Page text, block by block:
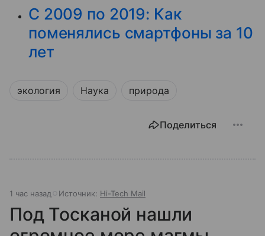
С 2009 по 2019: Как
поменялись смартфоны за 10
лет
экология Наука природа
Поделиться
1 час назад Источник: Hi-Tech Mail
Под Тосканой нашли